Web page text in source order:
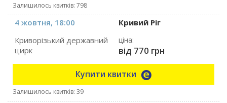
Залишилось квитків: 798
4 жовтня, 18:00
Кривий Ріг
Криворізький державний
цирк
ціна:
від 770 грн
Купити квитки
Залишилось квитків: 39